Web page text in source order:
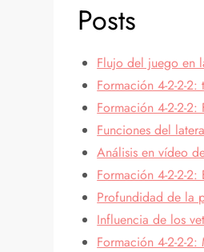
Posts
Flujo del juego en
Formación 4-2-2-
Formación 4-2-2-
Funciones del
Análisis en vídeo
Formación 4-2-2-
Profundidad de la
Influencia de los
Formación 4-2-2-